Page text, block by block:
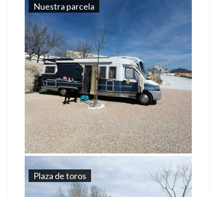
Nuestra parcela
Plaza de toros